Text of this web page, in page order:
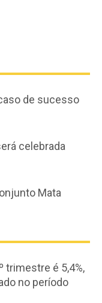
de sucesso
celebrada
Mata
trimestre é 5,4%,
no período